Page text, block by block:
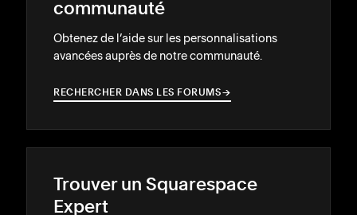
communauté
Obtenez de l’aide sur les personnalisations
avancées auprès de notre communauté.
RECHERCHER DANS LES FORUMS→
→
Trouver un Squarespace
Expert